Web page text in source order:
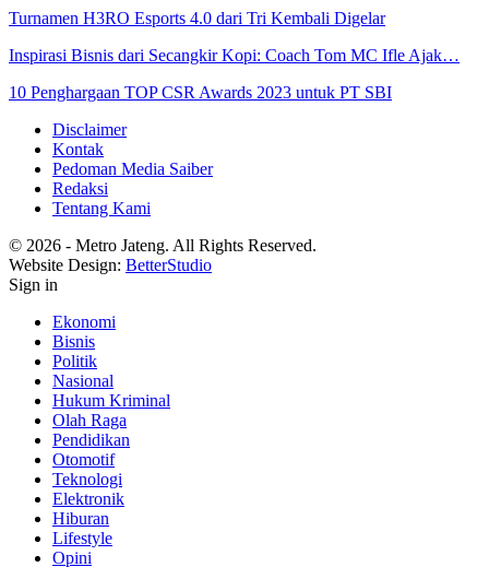
Turnamen H3RO Esports 4.0 dari Tri Kembali Digelar
Inspirasi Bisnis dari Secangkir Kopi: Coach Tom MC Ifle Ajak…
10 Penghargaan TOP CSR Awards 2023 untuk PT SBI
Disclaimer
Kontak
Pedoman Media Saiber
Redaksi
Tentang Kami
© 2026 - Metro Jateng. All Rights Reserved.
Website Design: BetterStudio
Sign in
Ekonomi
Bisnis
Politik
Nasional
Hukum Kriminal
Olah Raga
Pendidikan
Otomotif
Teknologi
Elektronik
Hiburan
Lifestyle
Opini